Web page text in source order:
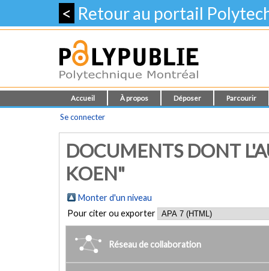
< Retour au portail
Accueil À propos Déposer Parcourir
Se connecter
DOCUMENTS DONT
KOEN"
Monter d'un niveau
Pour citer ou exporter
Réseau de collaboration